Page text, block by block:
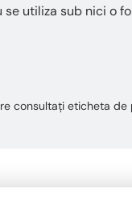
utiliza sub nici o
consultați eticheta de